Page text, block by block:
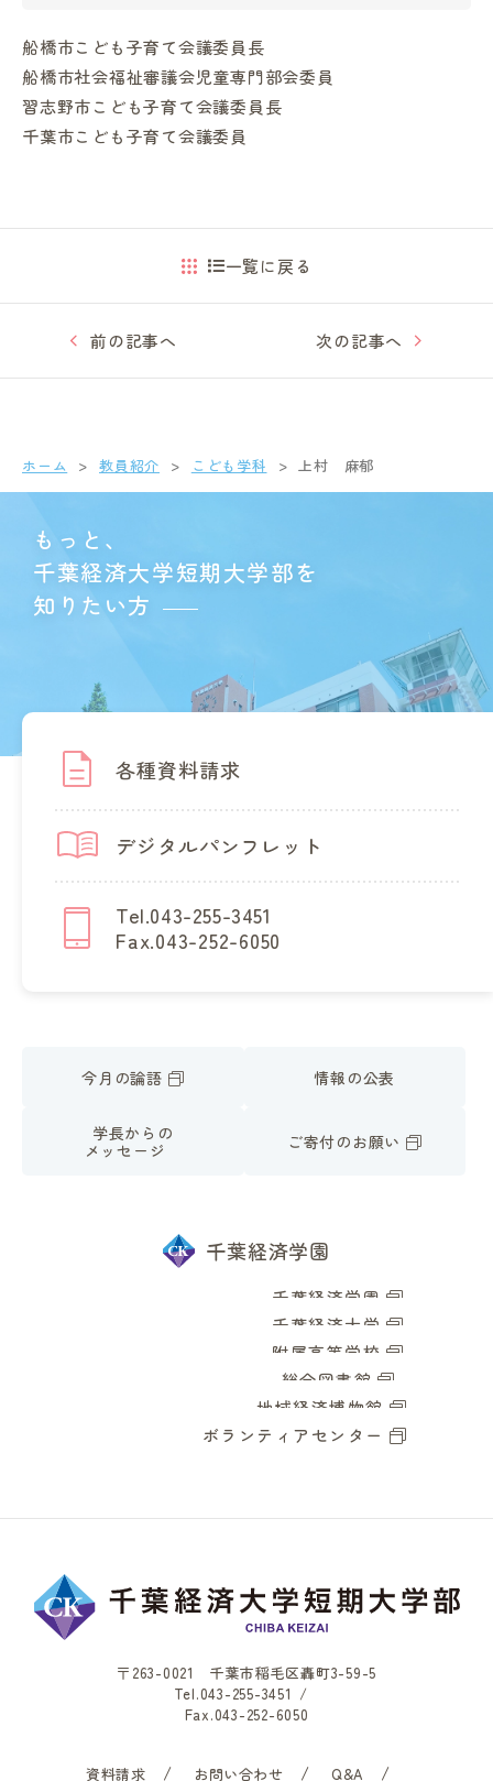
船橋市こども子育て会議委員長
船橋市社会福祉審議会児童専門部会委員
習志野市こども子育て会議委員長
千葉市こども子育て会議委員
前の記事へ
一覧に戻る
次の記事へ
ホーム 教員紹介 こども学科 上村 麻郁
もっと、
千葉経済大学短期大学部を
知りたい方
各種資料請求
デジタルパンフレット
Tel.043-255-3451
Fax.043-252-6050
今月の論語 情報の公表
学長からの
メッセージ
ご寄付のお願い
千葉経済学園
千葉経済学園
千葉経済大学
附属高等学校
総合図書館
地域経済博物館
ボランティアセンター
〒263-0021 千葉市稲毛区轟町3-59-5
Tel.043-255-3451 /
Fax.043-252-6050
資料請求 お問い合わせ Q&A